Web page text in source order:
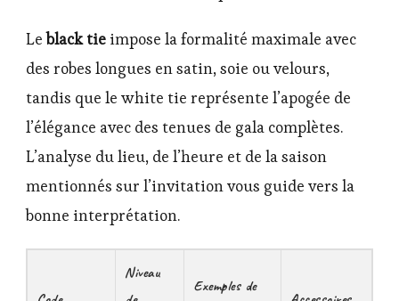
Leblack tie impose la formalité maximale avec
des robes longues en satin, soie ou velours,
tandis que le white tie représente l’apogée de
l’élégance avec des tenues de gala complètes.
L’analyse du lieu, de l’heure et de la saison
mentionnés sur l’invitation vous guide vers la
bonne interprétation.
Niveau
Exemples de